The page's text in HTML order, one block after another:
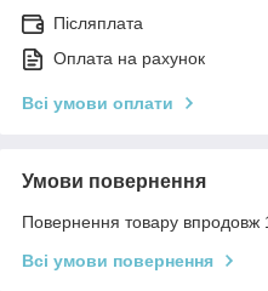
Післяплата
Оплата на рахунок
Всі умови оплати
Умови повернення
Повернення товару впродовж
Всі умови повернення